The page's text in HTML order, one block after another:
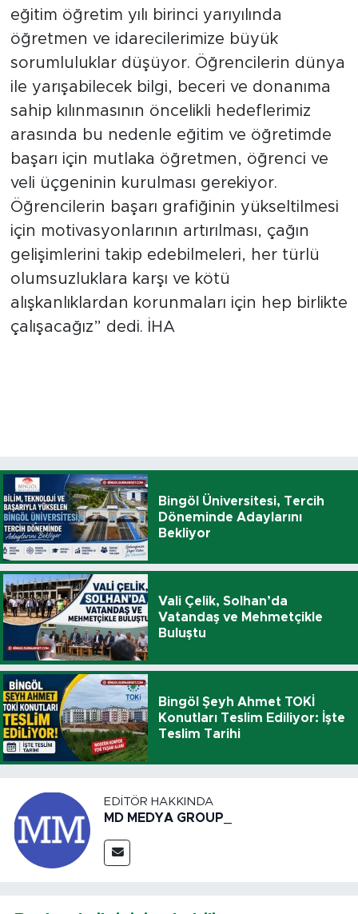
eğitim öğretim yılı birinci yarıyılında
öğretmen ve idarecilerimize büyük
sorumluluklar düşüyor. Öğrencilerin dünya
ile yarışabilecek bilgi, beceri ve donanıma
sahip kılınmasının öncelikli hedeflerimiz
arasında bu nedenle eğitim ve öğretimde
başarı için mutlaka öğretmen, öğrenci ve
veli üçgeninin kurulması gerekiyor.
Öğrencilerin başarı grafiğinin yükseltilmesi
için motivasyonlarının artırılması, çağın
gelişimlerini takip edebilmeleri, her türlü
olumsuzluklara karşı ve kötü
alışkanlıklardan korunmaları için hep birlikte
çalışacağız” dedi. İHA
Bingöl Üniversitesi, Tercih
Döneminde Adaylarını
Bekliyor
Vali Çelik, Solhan’da
Vatandaş ve Mehmetçikle
Buluştu
Bingöl Şeyh Ahmet TOKİ
Konutları Teslim Ediliyor: İşte
Teslim Tarihi
EDITÖR HAKKINDA
MD MEDYA GROUP_